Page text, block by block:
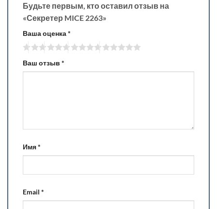
Будьте первым, кто оставил отзыв на
«Секретер MICE 2263»
Ваша оценка*
Ваш отзыв *
Имя*
Email *